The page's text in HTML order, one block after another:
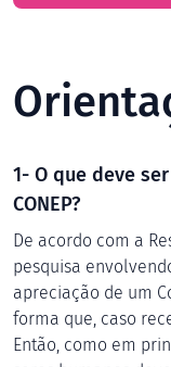
1- O que deve
CONEP?
De acordo com a
pesquisa
apreciação de um
forma que, caso
Então, como em